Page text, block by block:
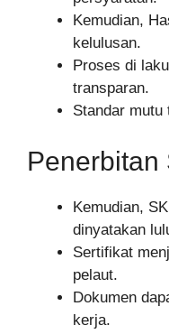
Kemudian,
kelulusan.
Proses di
transparan.
Standar mutu
Penerbitan
Kemudian,
dinyatakan
Sertifikat
pelaut.
Dokumen
kerja.